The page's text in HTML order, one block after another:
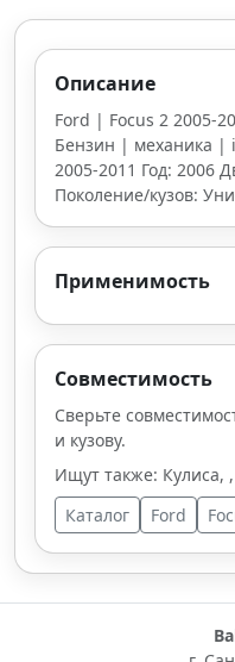
Описание
Ford | Focus 2 2005-
Бензин | механика |
2005-2011 Год: 2006
Поколение/кузов:
Применимость
Совместимость
Сверьте
и кузову.
Ищут также: Кулиса,
Каталог
Ford